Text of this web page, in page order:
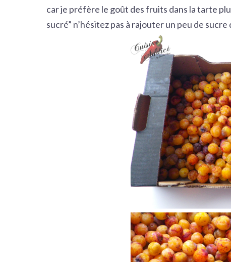
car je préfère le goût des fruits dans la tarte
sucré” n’hésitez pas à rajouter un peu de